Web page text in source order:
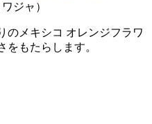
ジャ）
のメキシコ オレンジフラワ
をもたらします。